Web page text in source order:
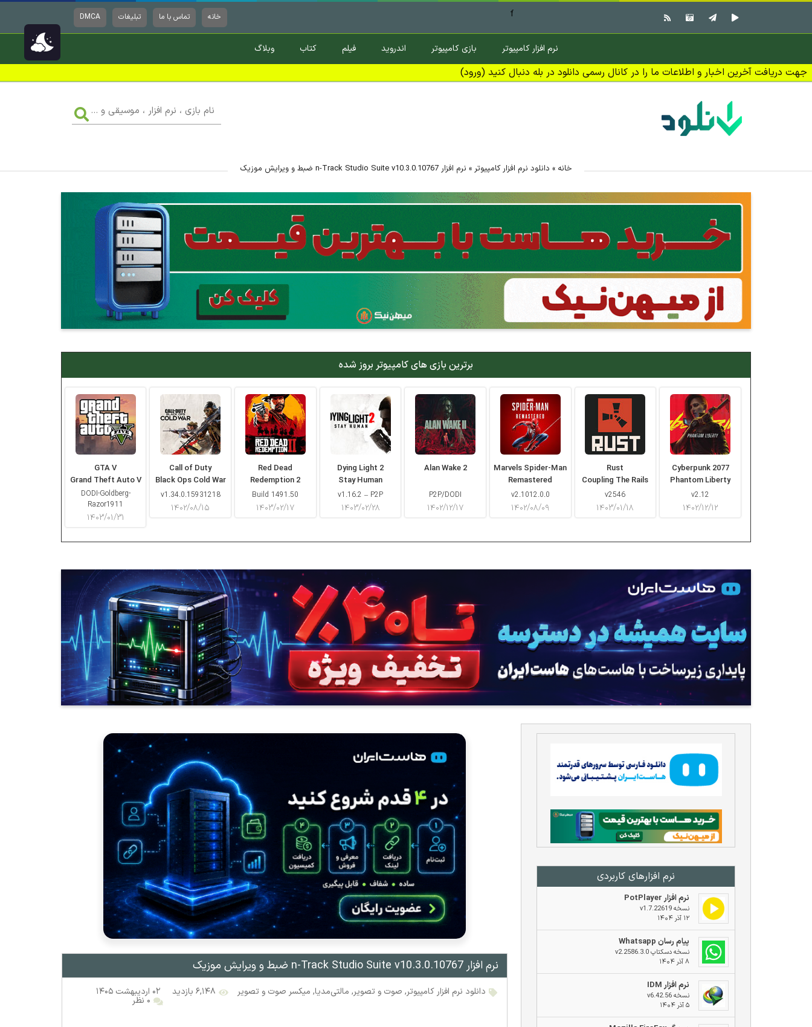
خانه تماس با ما تبلیغات DMCA f
نرم افزار کامپیوتر بازی کامپیوتر اندروید فیلم کتاب وبلاگ
جهت دریافت آخرین اخبار و اطلاعات ما را در کانال رسمی دانلود در بله دنبال کنید (ورود)
بازی
،
خانه » دانلود نرم افزار کامپیوتر » نرم افزار n-Track Studio Suite v10.3.0.10767 ضبط و ویرایش موزیک
برترین بازی های کامپیوتر بروز شده
GTA V
Grand Theft Auto V
DODI-Goldberg-
Razor1911
۱۴۰۳/۰۱/۳۱
Call of Duty
Black Ops Cold War
v1.34.0.15931218
۱۴۰۲/۰۸/۱۵
Red Dead
Redemption 2
Build 1491.50
۱۴۰۳/۰۲/۱۷
Dying Light 2
Stay Human
v1.16.2 – P2P
۱۴۰۳/۰۲/۲۸
Alan Wake 2
P2P/DODI
۱۴۰۲/۱۲/۱۷
Marvels Spider-Man
Remastered
v2.1012.0.0
۱۴۰۲/۰۸/۰۹
Rust
Coupling The Rails
v2546
۱۴۰۳/۰۱/۱۸
Cyberpunk 2077
Phantom Liberty
v2.12
۱۴۰۲/۱۲/۱۲
نرم افزار‌های کاربردی
نرم افزار PotPlayer
نسخه v1.7.22619
۱۲ آذر ۱۴۰۴
پیام رسان Whatsapp
نسخه دسکتاپ v2.2586.3.0
۸ آذر ۱۴۰۴
نرم افزار IDM
نسخه v6.42.56
۵ آذر ۱۴۰۴
نرم افزار n-Track Studio Suite v10.3.0.10767 ضبط و ویرایش موزیک
دانلود نرم افزار کامپیوتر, صوت و تصویر, مالتی‌مدیا, میکسر صوت و تصویر ۶,۱۴۸ بازدید ۰۲ اردیبهشت ۱۴۰۵
۰ نظر